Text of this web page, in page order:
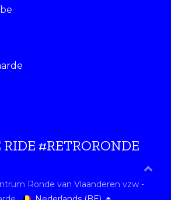
RIDE #RETRORONDE
Ronde van Vlaanderen vzw -